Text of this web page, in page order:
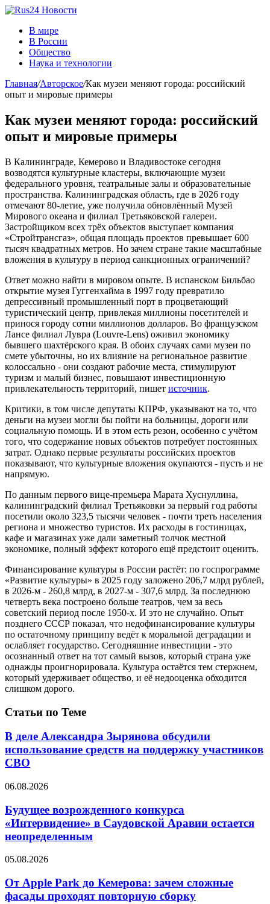
В мире
В России
Общество
Наука и технологии
Главная/Авторское/Как музеи меняют города: российский
опыт и мировые примеры
Как музеи меняют города: российский
опыт и мировые примеры
В Калининграде, Кемерово и Владивостоке сегодня
возводятся культурные кластеры, включающие музеи
федерального уровня, театральные залы и образовательные
пространства. Калининградская область, где в 2026 году
отмечают 80-летие, уже получила обновлённый Музей
Мирового океана и филиал Третьяковской галереи.
Застройщиком всех трёх объектов выступает компания
«Стройтрансгаз», общая площадь проектов превышает 600
тысяч квадратных метров. Но зачем стране такие масштабные
вложения в культуру в период санкционных ограничений?
Ответ можно найти в мировом опыте. В испанском Бильбао
открытие музея Гуггенхайма в 1997 году превратило
депрессивный промышленный порт в процветающий
туристический центр, привлекая миллионы посетителей и
принося городу сотни миллионов долларов. Во французском
Лансе филиал Лувра (Louvre-Lens) оживил экономику
бывшего шахтёрского края. В обоих случаях сами музеи по
смете убыточны, но их влияние на региональное развитие
колоссально - они создают рабочие места, стимулируют
туризм и малый бизнес, повышают инвестиционную
привлекательность территорий, пишет источник.
Критики, в том числе депутаты КПРФ, указывают на то, что
деньги на музеи могли бы пойти на больницы, дороги или
социальную помощь. И в этом есть резон, особенно с учётом
того, что содержание новых объектов потребует постоянных
затрат. Однако первые результаты российских проектов
показывают, что культурные вложения окупаются - пусть и не
напрямую.
По данным первого вице-премьера Марата Хуснуллина,
калининградский филиал Третьяковки за первый год работы
посетили около 323,5 тысячи человек - почти треть населения
региона и множество туристов. Их расходы в гостиницах,
кафе и магазинах уже дали заметный толчок местной
экономике, полный эффект которого ещё предстоит оценить.
Финансирование культуры в России растёт: по госпрограмме
«Развитие культуры» в 2025 году заложено 206,7 млрд рублей,
в 2026-м - 260,8 млрд, в 2027-м - 307,6 млрд. За последнюю
четверть века построено больше театров, чем за весь
советский период после 1950-х. И это не случайно. Опыт
позднего СССР показал, что недофинансирование культуры
по остаточному принципу ведёт к моральной деградации и
ослабляет государство. Сегодняшние инвестиции - это
осознанный ответ на тот самый вызов, который страна уже
однажды проигнорировала. Культура остаётся тем стержнем,
который удерживает общество, и её недооценка обходится
слишком дорого.
Статьи по Теме
В деле Александра Зырянова обсудили
использование средств на поддержку участников
СВО
06.08.2026
Будущее возрожденного конкурса
«Интервидение» в Саудовской Аравии остается
неопределенным
05.08.2026
От Apple Park до Кемерова: зачем сложные
фасады проходят повторную сборку